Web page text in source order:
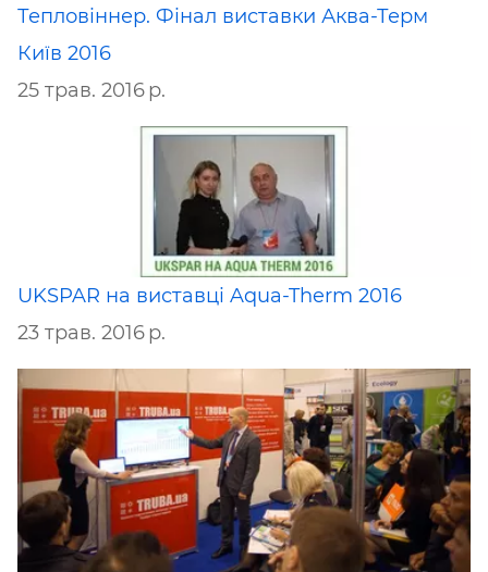
Тепловіннер. Фінал виставки Аква-Терм
Київ 2016
25 трав. 2016 р.
UKSPAR на виставці Aqua-Therm 2016
23 трав. 2016 р.